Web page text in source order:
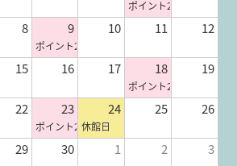
ポイント2倍
8 9 10 11 12
ポイント2倍
15 16 17 18 19
ポイント2倍
22 23 24 25 26
ポイント2倍休館日
29 30 1 2 3